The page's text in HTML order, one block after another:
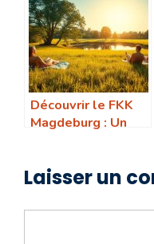
Découvrir le FKK
Magdeburg : Un
Laisser un